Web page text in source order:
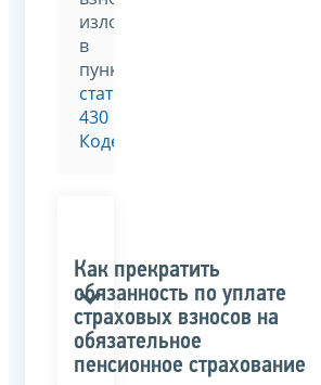
изложен
в
пункте 7
статьи
430
Кодекса
Как прекратить
обязанность по уплате
страховых взносов на
обязательное
пенсионное страхование